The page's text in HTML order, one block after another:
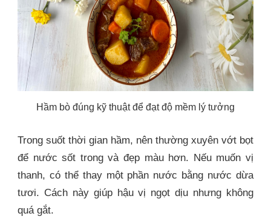
Hầm bò đúng kỹ thuật để đạt độ mềm lý tưởng
Trong suốt thời gian hầm, nên thường xuyên vớt bọt
để nước sốt trong và đẹp màu hơn. Nếu muốn vị
thanh, có thể thay một phần nước bằng nước dừa
tươi. Cách này giúp hậu vị ngọt dịu nhưng không
quá gắt.